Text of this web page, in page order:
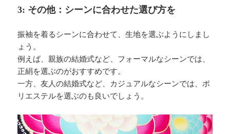
3: その他：シーンに合わせた選び方を
振袖を着るシーンに合わせて、生地を選ぶようにしまし
ょう。
例えば、親族の結婚式など、フォーマルなシーンでは、
正絹を選ぶのがおすすめです。
一方、友人の結婚式など、カジュアルなシーンでは、ポ
リエステルを選ぶのも良いでしょう。